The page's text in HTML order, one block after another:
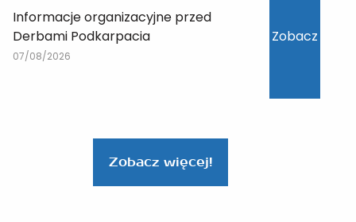
Informacje organizacyjne przed
Derbami Podkarpacia
07/08/2026
Zobacz
Zobacz więcej!